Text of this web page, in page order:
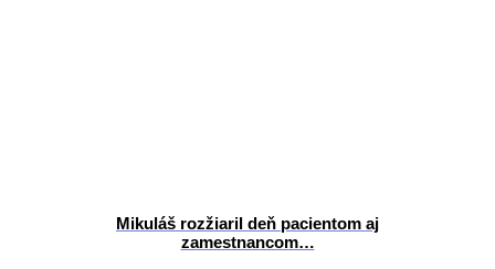
Mikuláš rozžiaril deň pacientom aj
zamestnancom…